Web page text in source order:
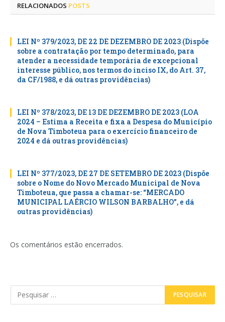
RELACIONADOS POSTS
LEI Nº 379/2023, DE 22 DE DEZEMBRO DE 2023 (Dispõe
sobre a contratação por tempo determinado, para
atender a necessidade temporária de excepcional
interesse público, nos termos do inciso IX, do Art. 37,
da CF/1988, e dá outras providências)
LEI Nº 378/2023, DE 13 DE DEZEMBRO DE 2023 (LOA
2024 – Estima a Receita e fixa a Despesa do Município
de Nova Timboteua para o exercício financeiro de
2024 e dá outras providências)
LEI Nº 377/2023, DE 27 DE SETEMBRO DE 2023 (Dispõe
sobre o Nome do Novo Mercado Municipal de Nova
Timboteua, que passa a chamar-se: “MERCADO
MUNICIPAL LAÉRCIO WILSON BARBALHO”, e dá
outras providências)
Os comentários estão encerrados.